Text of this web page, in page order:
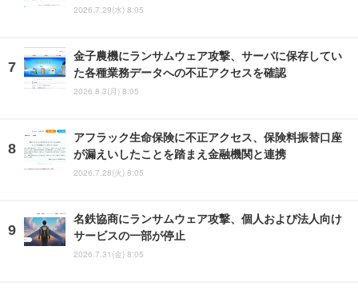
2026.7.29(水) 8:05
金子農機にランサムウェア攻撃、サーバに保存してい
た各種業務データへの不正アクセスを確認
2026.8.3(月) 8:05
アフラック生命保険に不正アクセス、保険料振替口座
が漏えいしたことを踏まえ金融機関と連携
2026.7.28(火) 8:05
名鉄協商にランサムウェア攻撃、個人および法人向け
サービスの一部が停止
2026.7.31(金) 8:05